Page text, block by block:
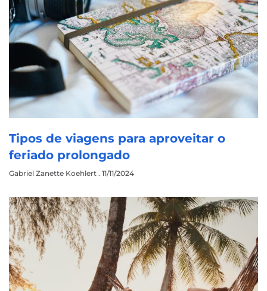
Tipos de viagens para aproveitar o
feriado prolongado
Gabriel Zanette Koehlert 11/11/2024